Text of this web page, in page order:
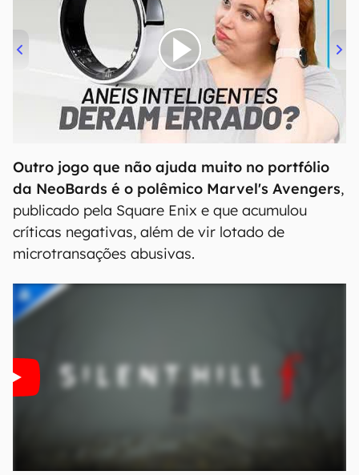
00:00/21:11
Outro jogo que não ajuda muito no portfólio
da NeoBards é o polêmico Marvel's Avengers,
publicado pela Square Enix e que acumulou
críticas negativas, além de vir lotado de
microtransações abusivas.